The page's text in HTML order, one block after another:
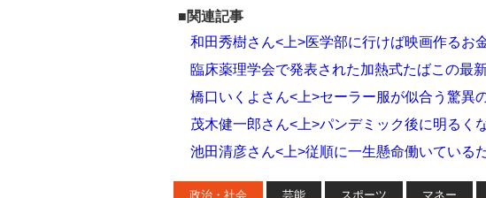
■関連記事
和田秀樹さん<上>医学部に行けば映画作るお
臨床薬理学会で発表された加熱式たばこの最
橋口いくよさん<上>セーラー服が似合う驚異
茂木健一郎さん<上>パンデミック後に明るく
池田清彦さん<上>従順に一生懸命働いている
政治・社会 芸能 スポーツ マネー